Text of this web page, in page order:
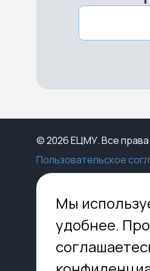
© 2026 ЕЦМУ. Все
Пользовательское
Каталог
Блог
Помощь
Контакты
Мы
удобнее.